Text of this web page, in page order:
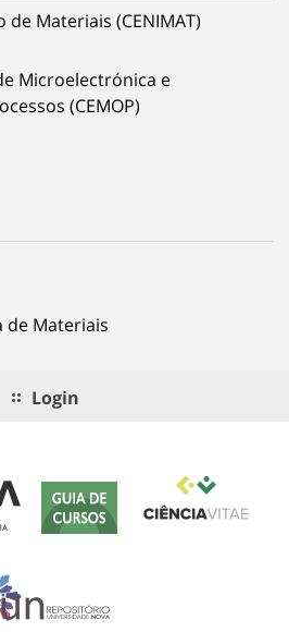
Materiais (CENIMAT)
Microelectrónica e
(CEMOP)
de Materiais
Login